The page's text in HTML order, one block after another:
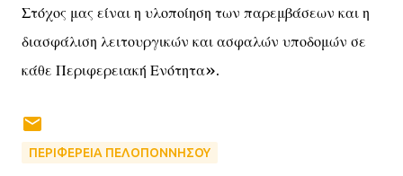
Στόχος μας είναι η υλοποίηση των παρεμβάσεων και η
διασφάλιση λειτουργικών και ασφαλών υποδομών σε
κάθε Περιφερειακή Ενότητα».
ΠΕΡΙΦΕΡΕΙΑ ΠΕΛΟΠΟΝΝΗΣΟΥ